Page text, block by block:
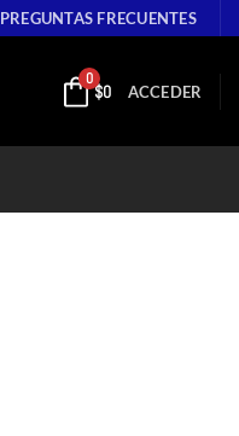
PREGUNTAS FRECUENTES
0
$0 ACCEDER